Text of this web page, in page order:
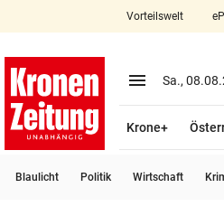
account_circle Anmelden
Vorteilswelt
menu Menü
Sa.,
Krone+
Blaulicht Politik Wirtschaft